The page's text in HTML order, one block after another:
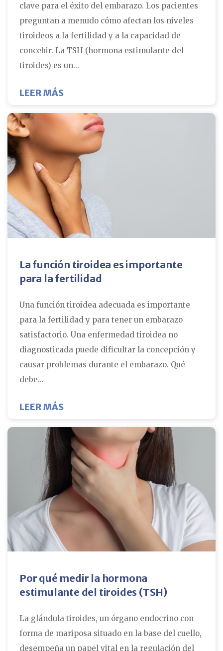
clave para el éxito del embarazo. Los pacientes
preguntan a menudo cómo afectan los niveles
tiroideos a la fertilidad y a la capacidad de
concebir. La TSH (hormona estimulante del
tiroides) es un...
LEER MÁSSOBRE ¿PUEDEN AFECTAR LOS
La función tiroidea es importante
para la fertilidad
Una función tiroidea adecuada es importante
para la fertilidad y para tener un embarazo
satisfactorio. Una enfermedad tiroidea no
diagnosticada puede dificultar la concepción y
causar problemas durante el embarazo. Qué
debe...
LEER MÁSSOBRE LA FUNCIÓN TIROIDEA ES
Por qué medir la hormona
estimulante del tiroides (TSH)
La glándula tiroides, un órgano endocrino con
forma de mariposa situado en la base del cuello,
desempeña un papel vital en la regulación del